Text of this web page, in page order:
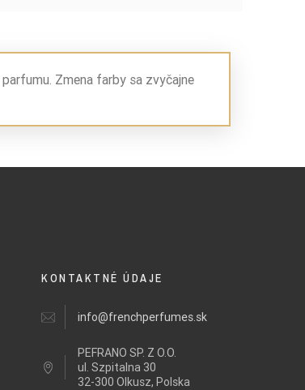
Zmena farby sa zvyčajne
KONTAKTNÉ ÚDAJE
info@frenchperfumes.sk
PEFRANO SP. Z O.O.
ul. Szpitalna 30
32-300 Olkusz, Polska